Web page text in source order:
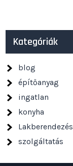
Kategóriák
blog
építőanyag
ingatlan
konyha
Lakberendezés
szolgáltatás